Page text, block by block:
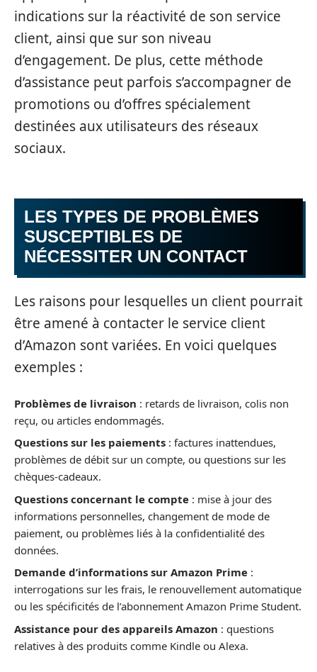
indications sur la réactivité de son service
client, ainsi que sur son niveau
d’engagement. De plus, cette méthode
d’assistance peut parfois s’accompagner de
promotions ou d’offres spécialement
destinées aux utilisateurs des réseaux
sociaux.
LES TYPES DE PROBLÈMES
SUSCEPTIBLES DE
NÉCESSITER UN CONTACT
Les raisons pour lesquelles un client pourrait
être amené à contacter le service client
d’Amazon sont variées. En voici quelques
exemples :
Problèmes de livraison : retards de livraison, colis non
reçu, ou articles endommagés.
Questions sur les paiements : factures inattendues,
problèmes de débit sur un compte, ou questions sur les
chèques-cadeaux.
Questions concernant le compte : mise à jour des
informations personnelles, changement de mode de
paiement, ou problèmes liés à la confidentialité des
données.
Demande d’informations sur Amazon Prime :
interrogations sur les frais, le renouvellement automatique
ou les spécificités de l’abonnement Amazon Prime Student.
Assistance pour des appareils Amazon : questions
relatives à des produits comme Kindle ou Alexa.